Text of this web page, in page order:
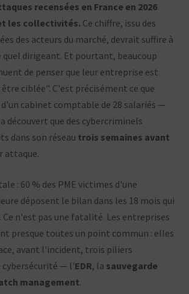
recensées en France en 2026
les collectivités. Ce chiffre, issu des
des acteurs du marché, devrait suffire à
dirigeant. Et pourtant, beaucoup
de penser que leur entreprise est
ciblée". C'est précisément ce que
cabinet comptable de 28 salariés —
découvert que des cybercriminels
dans son réseau trois semaines avant
attaque.
: 60 % des PME victimes d'une
déposent le bilan dans les 18 mois qui
n'est pas une fatalité. Les entreprises
presque toutes un point commun : elles
avant l'incident, trois piliers
cybersécurité — l'EDR, la sauvegarde
management.